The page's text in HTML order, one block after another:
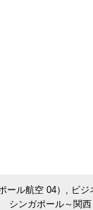
ール航空 04） , ビジ
シンガポール～関